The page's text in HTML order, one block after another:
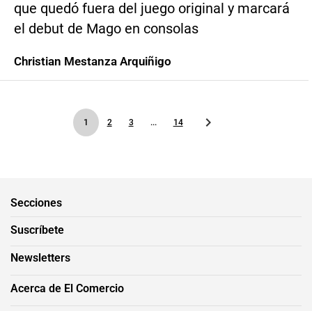
que quedó fuera del juego original y marcará
el debut de Mago en consolas
Christian Mestanza Arquiñigo
1 2 3 ... 14
Secciones
Suscríbete
Newsletters
Acerca de El Comercio